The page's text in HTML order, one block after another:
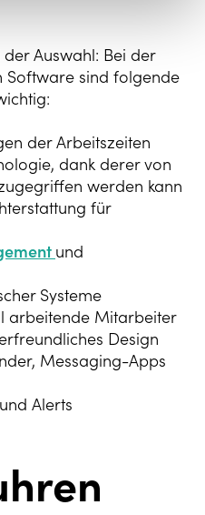
Auswahl: Bei der
Software sind folgende
der Arbeitszeiten
dank derer von
werden kann
für
und
Systeme
arbeitende Mitarbeiter
Design
Messaging-Apps
Alerts